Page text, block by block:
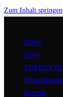
Zum Inhalt springen
Home
Shop
ENERGY
Kontakt